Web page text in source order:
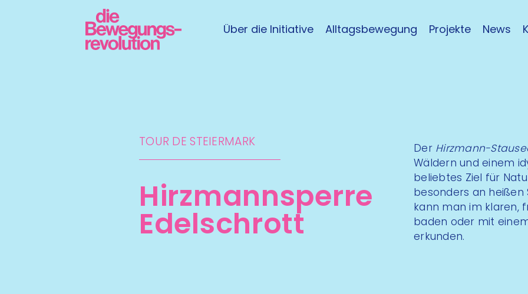
Über die Initiative Alltagsbewegung Projekte News
TOUR DE STEIERMARK​
Hirzmann­sperre
Edelschrott
Der Hirzmann-
Wäldern und einem
beliebtes Ziel für
besonders an
kann man im klaren,
baden oder mit
erkunden.